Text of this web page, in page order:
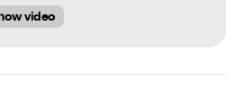
video